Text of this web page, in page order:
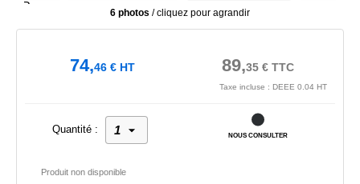
6 photos / cliquez pour agrandir
74,46€HT 89,35€TTC
Taxe incluse : DEEE 0.04 HT
Quantité :
NOUS CONSULTER
Produit non disponible